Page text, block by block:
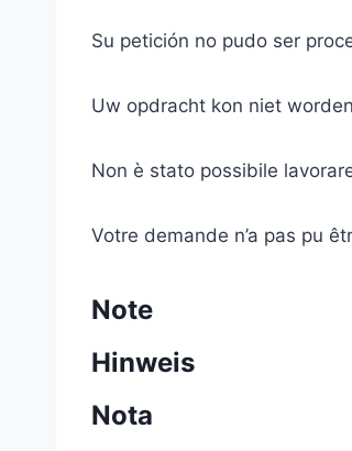
Su petición no pudo ser
Uw opdracht kon niet
Non è stato possibile
Votre demande n’a pas pu
Note
Hinweis
Nota